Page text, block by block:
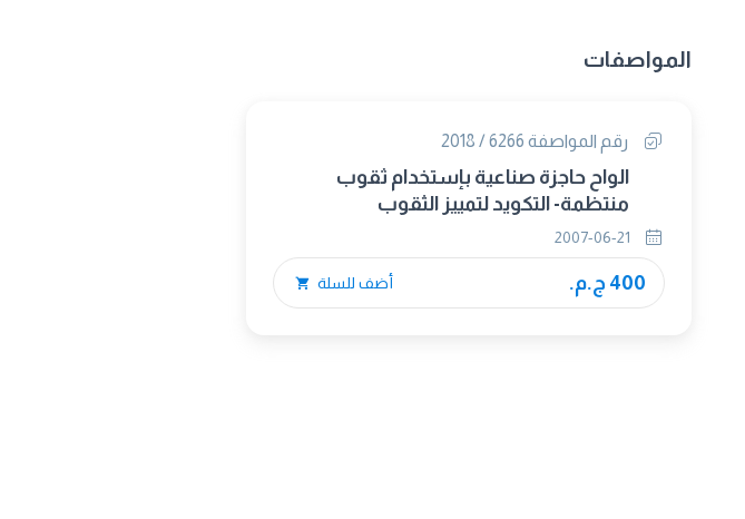
المواصفات
رقم المواصفة 6266 / 2018
الواح حاجزة صناعية بإستخدام ثقوب
منتظمة- التكويد لتمييز الثقوب
400 ج.م. أضف للسلة